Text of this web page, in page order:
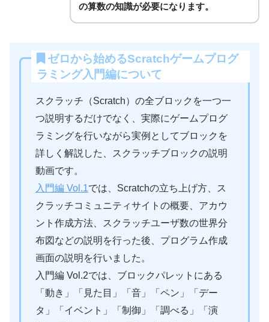
の算数の知識が必要になります。
ゼロから始めるScratchゲームプログ
ラミング入門編について
スクラッチ（Scratch）の全ブロックを一つ一
つ説明するだけでなく、実際にゲームプログ
ラミングを行いながら実例としてブロックを
詳しく解説した、スクラッチブロックの説明
動画です。
入門編 Vol.1では、Scratchの立ち上げ方、ス
クラッチコミュニティサイトの概要、アカウ
ント作成方法、スクラッチユーザ数の世界分
布図などの説明を行った後、プログラム作成
画面の説明を行いました。
入門編 Vol.2では、ブロックパレットにある
「動き」「見た目」「音」「ペン」「デー
タ」「イベント」「制御」「調べる」「演